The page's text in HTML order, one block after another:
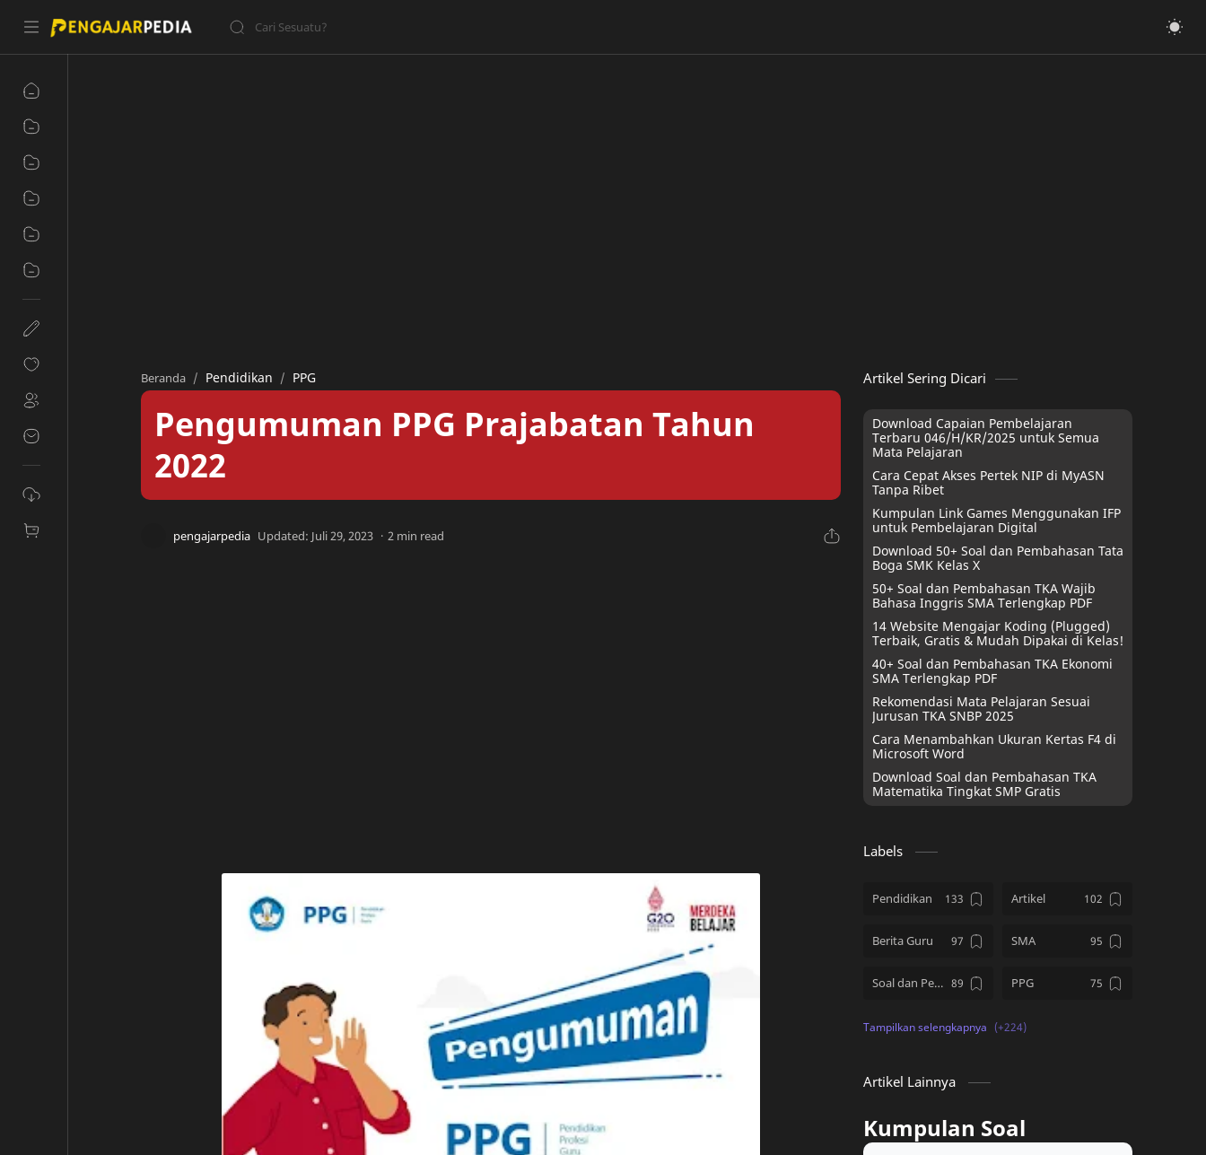
Beranda Pendidikan PPG
Pengumuman PPG Prajabatan Tahun
2022
2 min read
Artikel Sering Dicari
Download Capaian Pembelajaran
Terbaru 046/H/KR/2025 untuk Semua
Mata Pelajaran
Cara Cepat Akses Pertek NIP di MyASN
Tanpa Ribet
Kumpulan Link Games Menggunakan IFP
untuk Pembelajaran Digital
Download 50+ Soal dan Pembahasan Tata
Boga SMK Kelas X
50+ Soal dan Pembahasan TKA Wajib
Bahasa Inggris SMA Terlengkap PDF
14 Website Mengajar Koding (Plugged)
Terbaik, Gratis & Mudah Dipakai di Kelas!
40+ Soal dan Pembahasan TKA Ekonomi
SMA Terlengkap PDF
Rekomendasi Mata Pelajaran Sesuai
Jurusan TKA SNBP 2025
Cara Menambahkan Ukuran Kertas F4 di
Microsoft Word
Download Soal dan Pembahasan TKA
Matematika Tingkat SMP Gratis
Labels
Pendidikan Artikel
Berita Guru SMA
Soal dan Pembahasan PPG
Kumpulan Soal SD
Artikel Lainnya
Kumpulan Soal